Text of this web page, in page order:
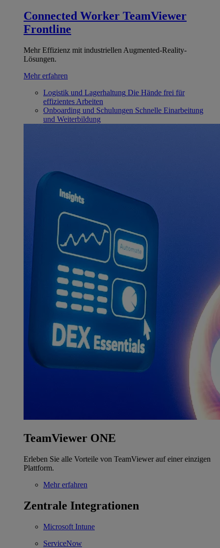
Connected Worker TeamViewer
Frontline
Mehr Effizienz mit industriellen Augmented-Reality-
Lösungen.
Mehr erfahren
Logistik und Lagerhaltung Die Hände frei für
effizientes Arbeiten
Onboarding und Schulungen Schnelle Einarbeitung
und Weiterbildung
TeamViewer ONE
Erleben Sie alle Vorteile von TeamViewer auf einer einzigen
Plattform.
Mehr erfahren
Zentrale Integrationen
Microsoft Intune
ServiceNow